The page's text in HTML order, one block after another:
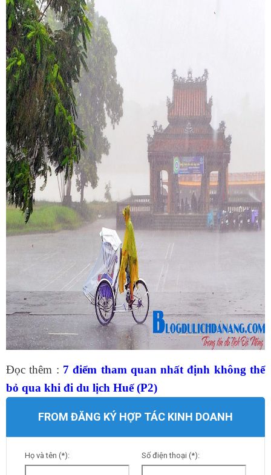
Đọc thêm : 7 điểm tham quan nhất định không thể
bỏ qua khi đi du lịch Huế (P2)
FROM ĐĂNG KÝ HỢP TÁC KINH DOANH
Họ và tên (*): Số điện thoại (*):